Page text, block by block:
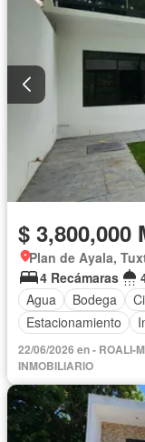
$ 3,800,000
Plan de Ayala,
4 Recámaras
Agua
Bodega
Estacionamiento
22/06/2026 en - ROALI-
INMOBILIARIO